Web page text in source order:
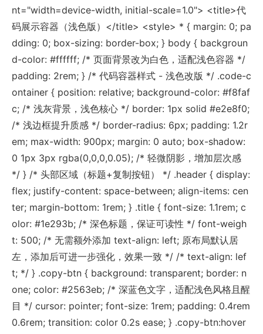
nt="width=device-width, initial-scale=1.0"> <title>代
码展示容器（浅色版）</title> <style> * { margin: 0; pa
dding: 0; box-sizing: border-box; } body { backgroun
d-color: #ffffff; /* 页面背景改为白色，适配浅色容器 */
padding: 2rem; } /* 代码容器样式 - 浅色改版 */ .code-c
ontainer { position: relative; background-color: #f8faf
c; /* 浅灰背景，浅色核心 */ border: 1px solid #e2e8f0;
/* 浅边框提升质感 */ border-radius: 6px; padding: 1.2r
em; max-width: 900px; margin: 0 auto; box-shadow:
0 1px 3px rgba(0,0,0,0.05); /* 轻微阴影，增加层次感
*/ } /* 头部区域（标题+复制按钮） */ .header { display:
flex; justify-content: space-between; align-items: cen
ter; margin-bottom: 1rem; } .title { font-size: 1.1rem; c
olor: #1e293b; /* 深色标题，保证可读性 */ font-weigh
t: 500; /* 无需额外添加 text-align: left; 原布局默认居
左，添加后可进一步强化，效果一致 */ /* text-align: lef
t; */ } .copy-btn { background: transparent; border: n
one; color: #2563eb; /* 深蓝色文字，适配浅色风格且醒
目 */ cursor: pointer; font-size: 1rem; padding: 0.4rem
0.6rem; transition: color 0.2s ease; } .copy-btn:hover